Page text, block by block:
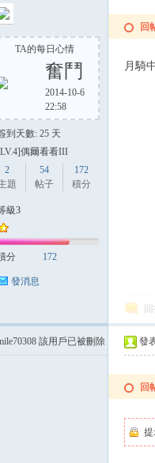
TA的每日心情
奮鬥
2014-10-6
22:58
到天數: 25 天
偶爾看看III
2
題
54
帖子
172
積分
級3
分 172
發消息
回
月騎
該用戶已被刪除 發
回
提